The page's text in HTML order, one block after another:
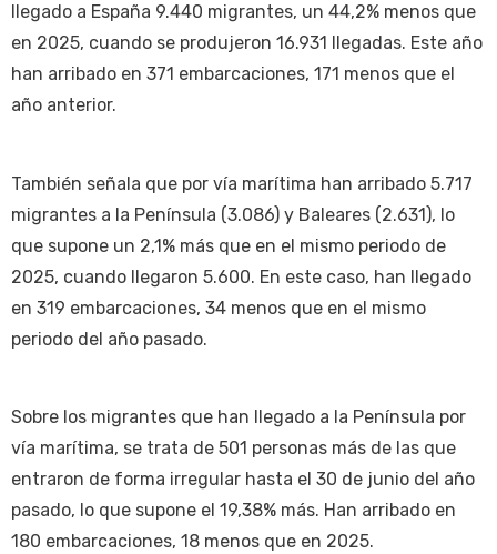
llegado a España 9.440 migrantes, un 44,2% menos que
en 2025, cuando se produjeron 16.931 llegadas. Este año
han arribado en 371 embarcaciones, 171 menos que el
año anterior.
También señala que por vía marítima han arribado 5.717
migrantes a la Península (3.086) y Baleares (2.631), lo
que supone un 2,1% más que en el mismo periodo de
2025, cuando llegaron 5.600. En este caso, han llegado
en 319 embarcaciones, 34 menos que en el mismo
periodo del año pasado.
Sobre los migrantes que han llegado a la Península por
vía marítima, se trata de 501 personas más de las que
entraron de forma irregular hasta el 30 de junio del año
pasado, lo que supone el 19,38% más. Han arribado en
180 embarcaciones, 18 menos que en 2025.